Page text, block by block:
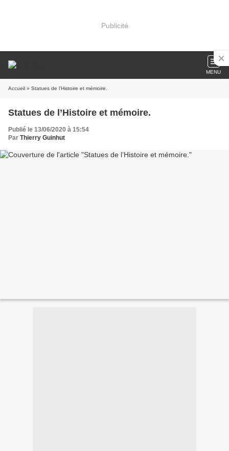
Publicité
MENU
Accueil » Statues de l’Histoire et mémoire.
Statues de l’Histoire et mémoire.
Publié le 13/06/2020 à 15:54
Par Thierry Guinhut